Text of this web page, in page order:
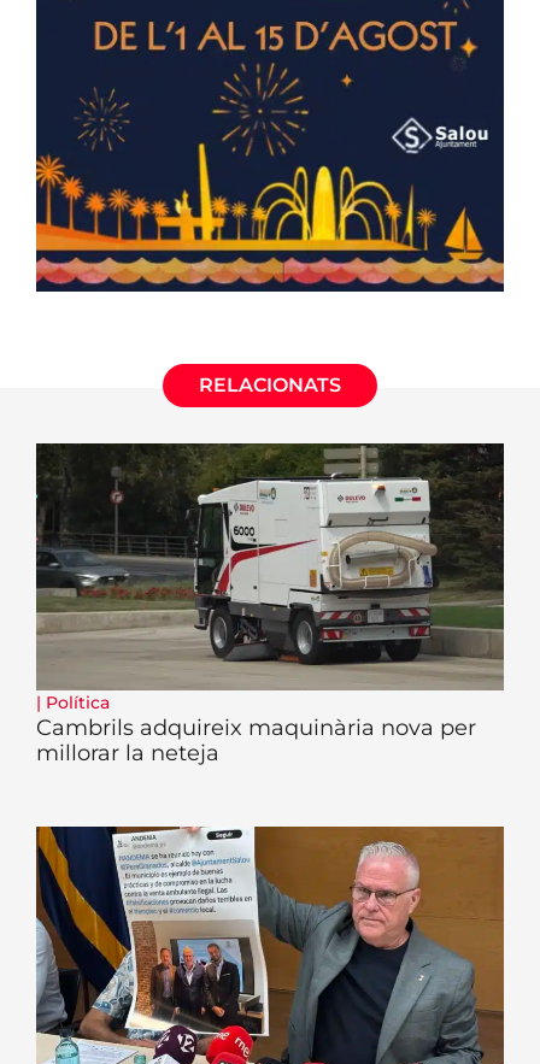
RELACIONATS
| Política
Cambrils adquireix maquinària nova per
millorar la neteja